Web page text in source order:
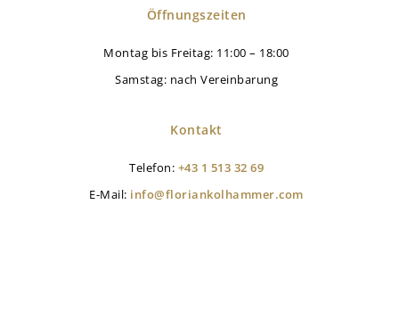
Öffnungszeiten
Montag bis Freitag: 11:00 – 18:00
Samstag: nach Vereinbarung
Kontakt
Telefon: +43 1 513 32 69
E-Mail: info@floriankolhammer.com